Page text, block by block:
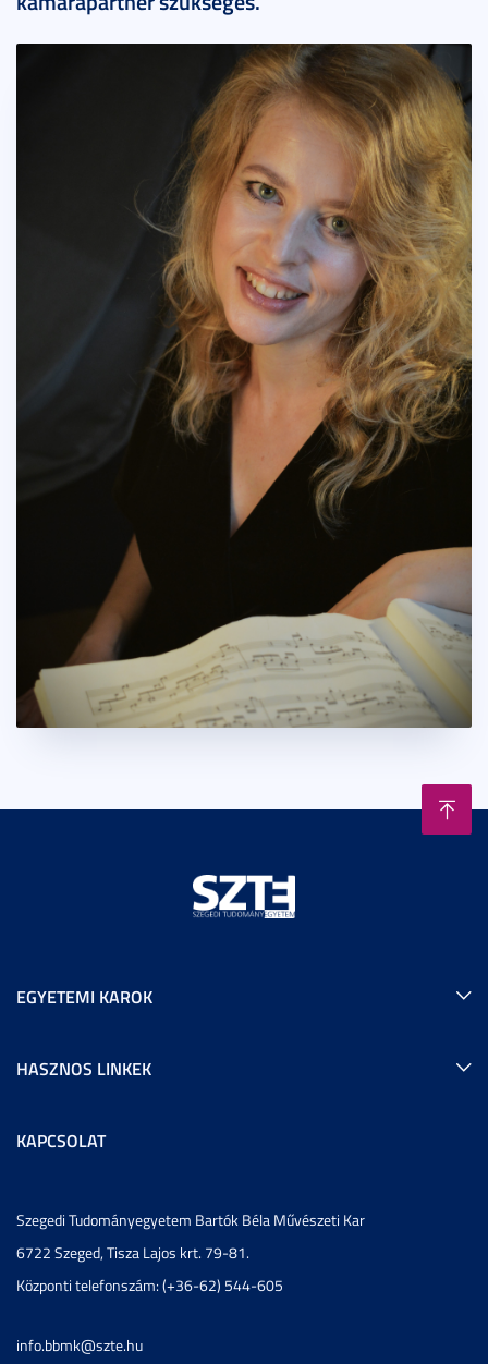
EGYETEMI KAROK
HASZNOS LINKEK
KAPCSOLAT
Szegedi Tudományegyetem Bartók Béla Művészeti Kar
6722 Szeged, Tisza Lajos krt. 79-81.
Központi telefonszám: (+36-62) 544-605
info.bbmk@szte.hu